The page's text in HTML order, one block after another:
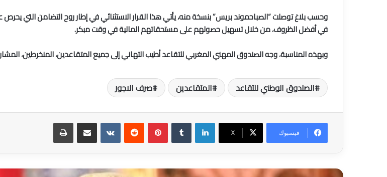
وحسب بلاغ توصلت “الصباحموند بريس” بنسخة منه، يأتي هذا القرار الاستثنائي في إطار روح التضامن التي
في أفضل الظروف، من خلال تسهيل حصولهم على مستحقاتهم المالية في وقت مبكر.
وبهذه المناسبة، وجه الصندوق المهني المغربي للتقاعد أطيب التهاني إلى جميع المتقاعدين، المنخرطين،
الصندوق الوطني للتقاعد المتقاعدين صرف الاجور
فيسبوك ‫X
لينكدإن بينتيريست مشاركة عبر البريد طباعة